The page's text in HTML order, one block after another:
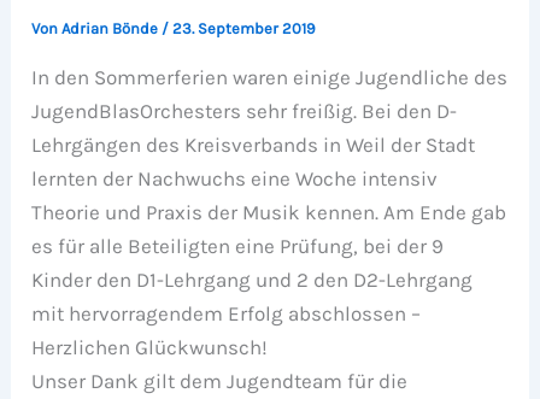
VonAdrian Bönde /23. September 2019
In den Sommerferien waren einige Jugendliche des
JugendBlasOrchesters sehr freißig. Bei den D-
Lehrgängen des Kreisverbands in Weil der Stadt
lernten der Nachwuchs eine Woche intensiv
Theorie und Praxis der Musik kennen. Am Ende gab
es für alle Beteiligten eine Prüfung, bei der 9
Kinder den D1-Lehrgang und 2 den D2-Lehrgang
mit hervorragendem Erfolg abschlossen –
Herzlichen Glückwunsch!
Unser Dank gilt dem Jugendteam für die